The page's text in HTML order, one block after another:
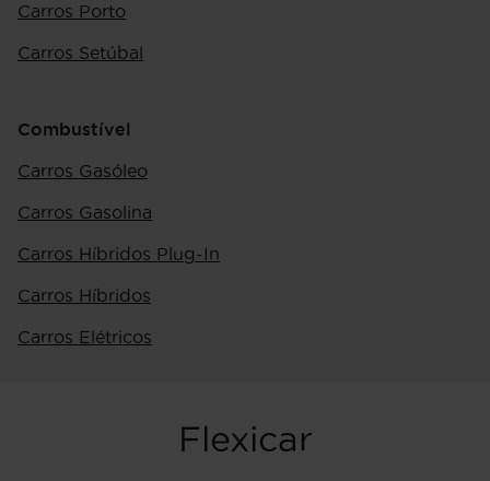
Carros Porto
Carros Setúbal
Combustível
Carros Gasóleo
Carros Gasolina
Carros Híbridos Plug-In
Carros Híbridos
Carros Elétricos
Flexicar